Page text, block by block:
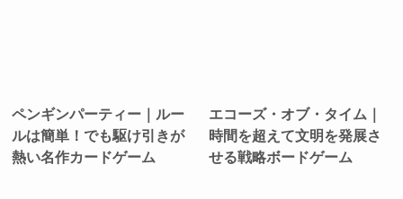
ペンギンパーティー｜ルー
ルは簡単！でも駆け引きが
熱い名作カードゲーム
エコーズ・オブ・タイム｜
時間を超えて文明を発展さ
せる戦略ボードゲーム